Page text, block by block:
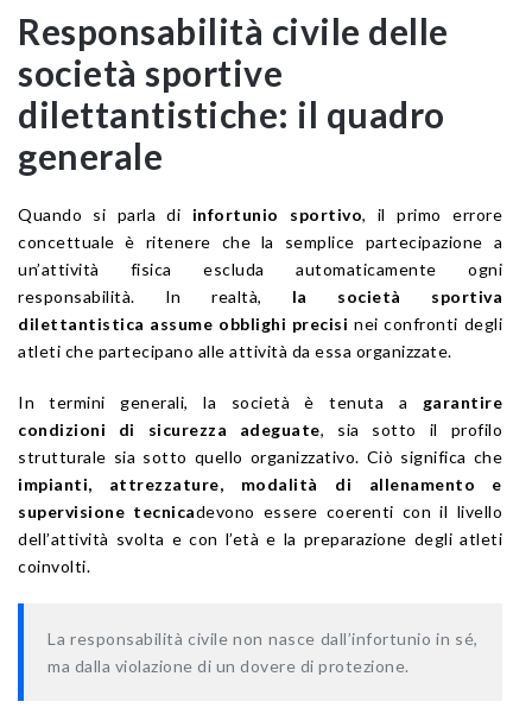
Responsabilità civile delle
società sportive
dilettantistiche: il quadro
generale
Quando si parla di infortunio sportivo, il primo errore
concettuale è ritenere che la semplice partecipazione a
un’attività fisica escluda automaticamente ogni
responsabilità. In realtà, la società sportiva
dilettantistica assume obblighi precisi nei confronti degli
atleti che partecipano alle attività da essa organizzate.
In termini generali, la società è tenuta a garantire
condizioni di sicurezza adeguate, sia sotto il profilo
strutturale sia sotto quello organizzativo. Ciò significa che
impianti, attrezzature, modalità di allenamento e
supervisione tecnicadevono essere coerenti con il livello
dell’attività svolta e con l’età e la preparazione degli atleti
coinvolti.
La responsabilità civile non nasce dall’infortunio in sé,
ma dalla violazione di un dovere di protezione.